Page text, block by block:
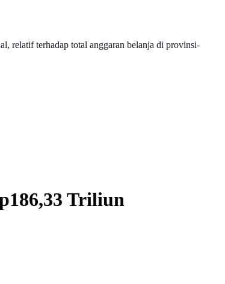
relatif terhadap total anggaran belanja di provinsi-
Triliun